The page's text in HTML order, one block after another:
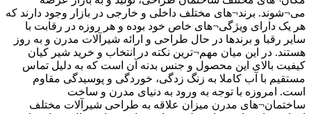
می¬شوند. برند¬های مختلف داخلی و خارجی در بازار وجود دارند که
هر یک دارای ویژگی¬های خاص خود بوده و هر روزه در رقابت با
سایر رقبا و برندها در حال طراحی و ارائه شیرآلات مدرن و به روز
هستند. در این میان مهم¬ترین نکته در انتخاب و خرید شیر کیان
کیفیت بالای این محصول و جنس بدنه آن است که به دلیل تماس
مستقیم با آب کاملا به زنگ زدگی، خوردگی و پوسیدگی مقاوم
است. امروزه با توجه به ورود به دنیای مدرن و ساخت
ساختمان¬های مدرن میزان علاقه به طراحی شیرآلات مختلف